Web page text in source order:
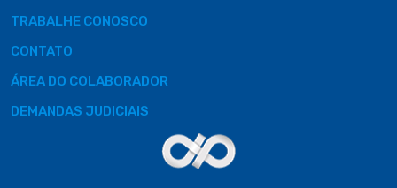
TRABALHE CONOSCO
CONTATO
ÁREA DO COLABORADOR
DEMANDAS JUDICIAIS